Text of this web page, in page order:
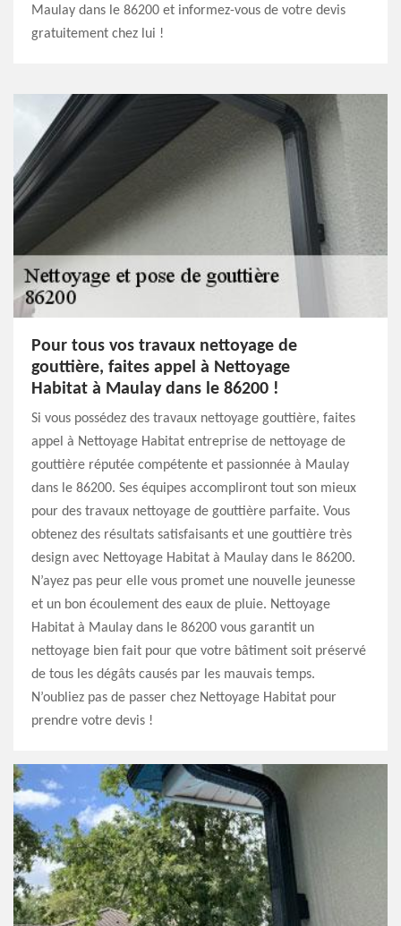
Maulay dans le 86200 et informez-vous de votre devis
gratuitement chez lui !
Pour tous vos travaux nettoyage de
gouttière, faites appel à Nettoyage
Habitat à Maulay dans le 86200 !
Si vous possédez des travaux nettoyage gouttière, faites
appel à Nettoyage Habitat entreprise de nettoyage de
gouttière réputée compétente et passionnée à Maulay
dans le 86200. Ses équipes accompliront tout son mieux
pour des travaux nettoyage de gouttière parfaite. Vous
obtenez des résultats satisfaisants et une gouttière très
design avec Nettoyage Habitat à Maulay dans le 86200.
N’ayez pas peur elle vous promet une nouvelle jeunesse
et un bon écoulement des eaux de pluie. Nettoyage
Habitat à Maulay dans le 86200 vous garantit un
nettoyage bien fait pour que votre bâtiment soit préservé
de tous les dégâts causés par les mauvais temps.
N’oubliez pas de passer chez Nettoyage Habitat pour
prendre votre devis !